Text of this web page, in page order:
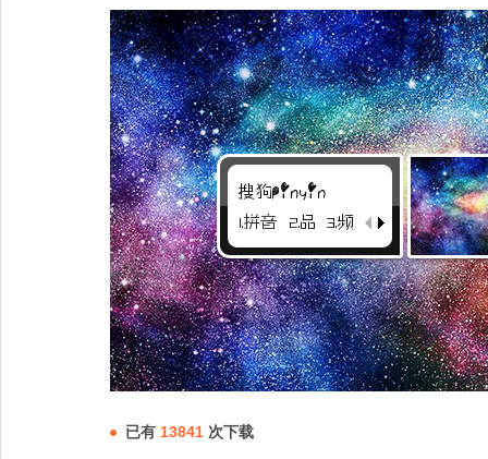
已有 13841 次下载